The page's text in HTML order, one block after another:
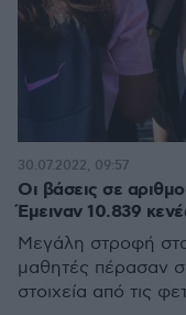
Οι βάσεις σε
Έμειναν 10.839
Μεγάλη στροφή
μαθητές πέρασαν
στοιχεία από τις
30.07.2022, 09:57